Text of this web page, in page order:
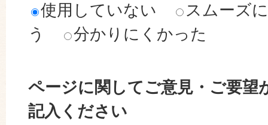
使用していない
スムーズ
う
分かりにくかった
ページに関してご意見・ご要望
記入ください